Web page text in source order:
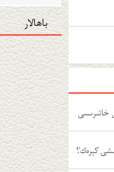
كېرەك؟
باھالار